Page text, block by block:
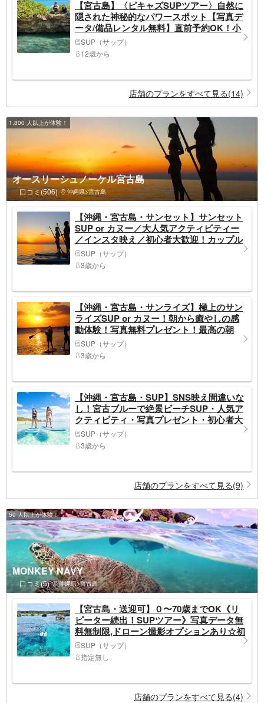
【宮古島】〈ピキャズSUPツアー〉自然に
隠された神秘的なパワースポット【写真デ
ータ/備品レンタル無料】直前予約OK！小
学生以上、女性お一人もおすすめ♪ヒルト
ン宮古島プール・ランチブッフェ割引券付
SUP（サップ）
12歳から
店舗のプランをすべて見る(14)
1,800 人以上が体験！
オースリーシュノーケル宮古島
口コミ(506) 沖縄県>宮古島
【沖縄・宮古島・サンセット】サンセット
SUP or カヌー／大人気アクティビティー
／インスタ映え／初心者大歓迎！カップル
／家族／一人旅＜備品貸出&写真データ無
料＞
SUP（サップ）
3歳から
【沖縄・宮古島・サンライズ】極上のサン
ライズSUP or カヌー！朝から癒やしの感
動体験！写真無料プレゼント！最高の朝
SUP（サップ）
3歳から
【沖縄・宮古島・SUP】SNS映え間違いな
し！宮古ブルーで絶景ビーチSUP・人気ア
クティビティ・写真プレゼント・初心者大
歓迎
SUP（サップ）
3歳から
店舗のプランをすべて見る(9)
50 人以上が体験！
MONKEY NAVY
口コミ(5) 沖縄県>宮古島
【宮古島・送迎可】０〜70歳までOK《リ
ピーター続出！SUPツアー》写真データ無
料無制限,ドローン撮影オプションあり☆初
心者大歓迎
SUP（サップ）
指定無し
店舗のプランをすべて見る(4)